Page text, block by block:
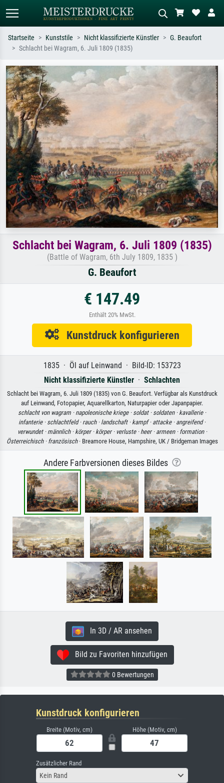
Suchen Sie nach Künstlern, Werktiteln
oder Stilen – z.B. Monet,
Sternennacht, Impressionismus, Welle
Hokusai, Akt.
Beschreiben Sie die Szene – z.B. Grüne
Wiese, Abstrakt mit viel Rot, Dunkles
Ölgemälde, Stehender Akt neben einem
Startseite Kunststile Nicht klassifizierte Künstler
G. Beaufort
Schlacht bei Wagram, 6. Juli 1809 (1835)
Schlacht bei Wagram, 6. Juli 1809 (1835)
(Battle of Wagram, 6th July 1809, 1835 )
G. Beaufort
€ 147.49
Enthält 20% MwSt.
Kunstdruck konfigurieren
1835 · Öl auf Leinwand · Bild-ID: 153723
Nicht klassifizierte Künstler · Schlachten
Schlacht bei Wagram, 6. Juli 1809 (1835) von G. Beaufort. Verfügbar als Kunstdruck
auf Leinwand, Fotopapier, Aquarellkarton, Naturpapier oder Japanpapier.
schlacht von wagram · napoleonische kriege · soldat · soldaten · kavallerie ·
infanterie · schlachtfeld · rauch · landschaft · kampf · attacke · angreifend ·
verwundet · männlich · körper · körper · verluste · heer · armeen · formation ·
Österreichisch · französisch· Breamore House, Hampshire, UK / Bridgeman Images
Andere Farbversionen dieses Bildes
In 3D / AR ansehen
Bild zu Favoriten hinzufügen
0 Bewertungen
Kunstdruck konfigurieren
Breite (Motiv, cm) Höhe (Motiv, cm)
Zusätzlicher Rand
Kein Rand